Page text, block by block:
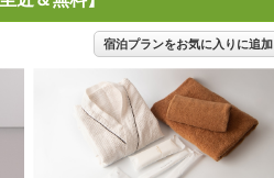
宿泊プランをお気に入りに追加